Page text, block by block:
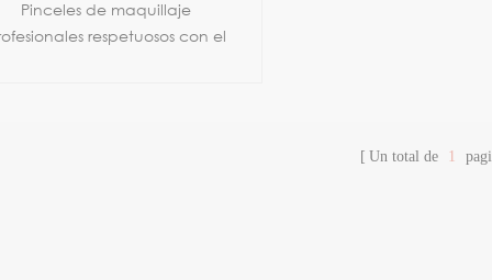
Pinceles de maquillaje
respetuosos con el
Un total de 1